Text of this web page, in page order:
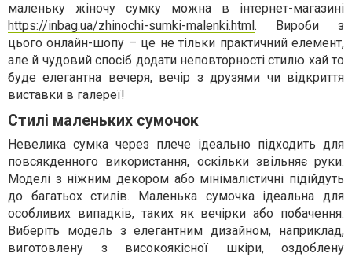
маленьку жіночу сумку можна в інтернет-магазині
https://inbag.ua/zhinochi-sumki-malenki.html. Вироби з
цього онлайн-шопу – це не тільки практичний елемент,
але й чудовий спосіб додати неповторності стилю хай то
буде елегантна вечеря, вечір з друзями чи відкриття
виставки в галереї!
Стилі маленьких сумочок
Невелика сумка через плече ідеально підходить для
повсякденного використання, оскільки звільняє руки.
Моделі з ніжним декором або мінімалістичні підійдуть
до багатьох стилів. Маленька сумочка ідеальна для
особливих випадків, таких як вечірки або побачення.
Виберіть модель з елегантним дизайном, наприклад,
виготовлену з високоякісної шкіри, оздоблену